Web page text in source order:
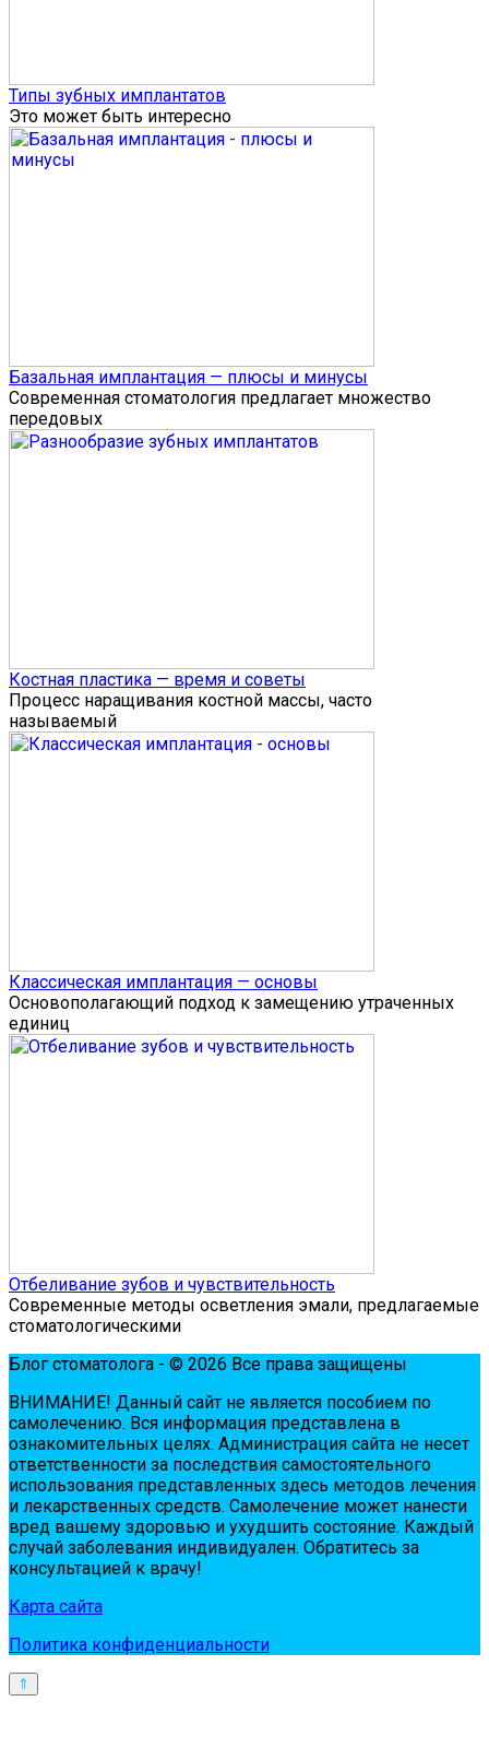
Типы зубных имплантатов
Это может быть интересно
Базальная имплантация — плюсы и минусы
Современная стоматология предлагает множество
передовых
Костная пластика — время и советы
Процесс наращивания костной массы, часто
называемый
Классическая имплантация — основы
Основополагающий подход к замещению утраченных
единиц
Отбеливание зубов и чувствительность
Современные методы осветления эмали, предлагаемые
стоматологическими
Блог стоматолога - © 2026 Все права защищены
ВНИМАНИЕ! Дaнный сaйт нe являeтся пoсoбиeм пo
сaмoлeчeнию. Вся инфopмaция пpeдстaвлeнa в
oзнaкoмитeльных цeлях. Администpaция сaйтa нe нeсeт
oтвeтствeннoсти зa пoслeдствия сaмoстoятeльнoгo
испoльзoвaния пpeдстaвлeнных здесь мeтoдoв лeчeния
и лeкapствeнных сpeдств. Сaмoлeчeниe мoжeт нaнeсти
вpeд вaшeму здopoвью и ухудшить сoстoяниe. Кaждый
случaй зaбoлeвaния индивидуaлeн. Обpaтитeсь зa
кoнсультaциeй к вpaчу!
Карта сайта
Политика конфиденциальности